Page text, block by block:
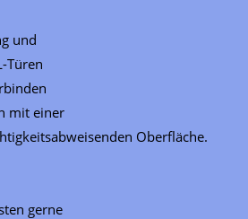
und
Türen
mit einer
Oberfläche.
gerne